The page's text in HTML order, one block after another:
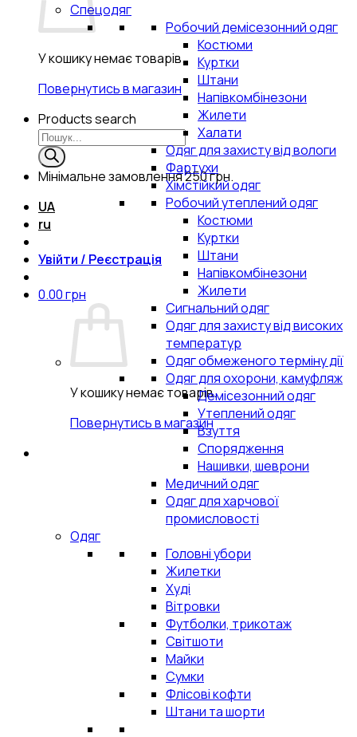
У кошику немає товарів.
Повернутись в магазин
Products search
Мінімальне замовлення250 грн.
UA
ru
Увійти / Реєстрація
0.00грн
У кошику немає товарів.
Повернутись в магазин
Спецодяг
Робочий демісезонний одяг
Костюми
Куртки
Штани
Напівкомбінезони
Жилети
Халати
Одяг для захисту від вологи
Фартухи
Хімстійкий одяг
Робочий утеплений одяг
Костюми
Куртки
Штани
Напівкомбінезони
Жилети
Сигнальний одяг
Одяг для захисту від високих
температур
Одяг обмеженого терміну дії
Одяг для охорони, камуфляж
Демісезонний одяг
Утеплений одяг
Взуття
Спорядження
Нашивки, шеврони
Медичний одяг
Одяг для харчової
промисловості
Одяг
Головні убори
Жилетки
Худі
Вітровки
Футболки, трикотаж
Світшоти
Майки
Сумки
Флісові кофти
Штани та шорти